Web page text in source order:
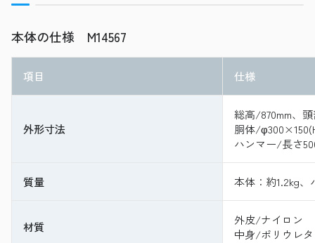
本体の仕様 M14567
項目 仕様
外形寸法
総高/870mm、
胴体/
ハンマー/長さ
質量 本体：約1.2kg、
材質
外皮/ナイロン
中身/ポリウレ